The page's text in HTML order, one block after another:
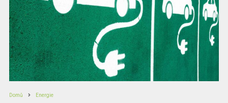
Domů Energie